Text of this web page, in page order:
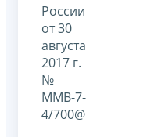
России
от 30
августа
2017 г.
№
ММВ-7-
4/700@